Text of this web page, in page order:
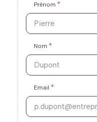
Prénom *
Nom *
Email *